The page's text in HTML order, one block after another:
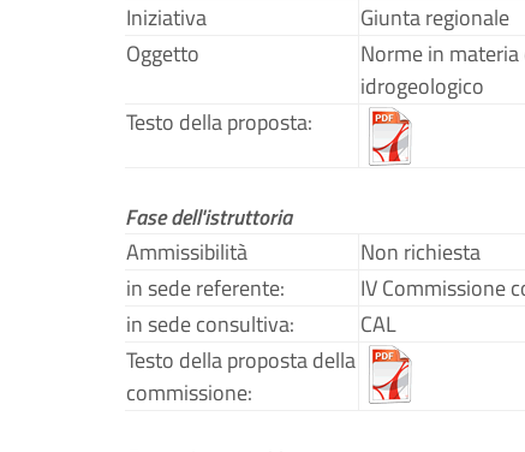
Iniziativa
Giunta regionale
Oggetto
Norme in
idrogeologico
Testo della proposta:
Fase dell'istruttoria
Ammissibilità
Non richiesta
in sede referente:
IV Commissione
in sede consultiva:
CAL
Testo della proposta della
commissione: